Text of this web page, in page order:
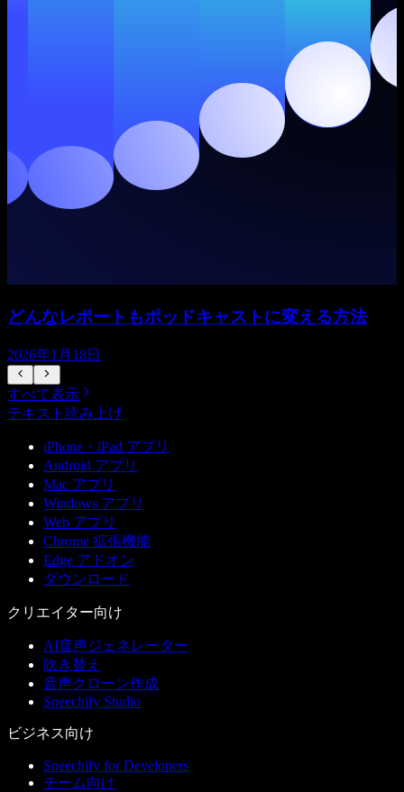
どんなレポートもポッドキャストに変える方法
2026年1月18日
すべて表示
テキスト読み上げ
iPhone・iPad アプリ
Android アプリ
Mac アプリ
Windows アプリ
Web アプリ
Chrome 拡張機能
Edge アドオン
ダウンロード
クリエイター向け
AI音声ジェネレーター
吹き替え
音声クローン作成
Speechify Studio
ビジネス向け
Speechify for Developers
チーム向け